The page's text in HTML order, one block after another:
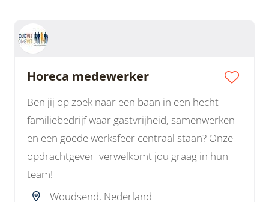
Horeca medewerker
Ben jij op zoek naar een baan in een hecht
familiebedrijf waar gastvrijheid, samenwerken
en een goede werksfeer centraal staan? Onze
opdrachtgever verwelkomt jou graag in hun
team!
Woudsend, Nederland